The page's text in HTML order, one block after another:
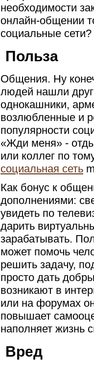
необходимости
онлайн-общении
социальные сети?
Польза
Общения. Ну
людей нашли друг
однокашники,
возлюбленные и
популярности
«Жди меня» -
или коллег по
социальная сеть
Как бонус к
дополнениями:
увидеть по
дарить
зарабатывать.
может помочь
решить задачу,
просто дать
возникают в
или на форумах
повышает
наполняет жизнь
Вред